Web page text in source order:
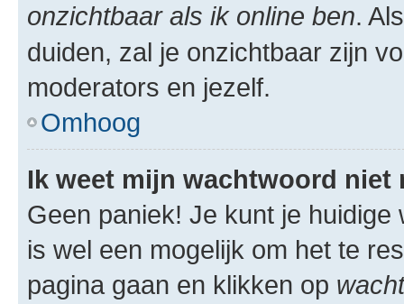
onzichtbaar als ik online ben.
duiden, zal je onzichtbaar zijn
moderators en jezelf.
Omhoog
Ik weet mijn wachtwoord niet
Geen paniek! Je kunt je
is wel een mogelijk om het te
pagina gaan en klikken op